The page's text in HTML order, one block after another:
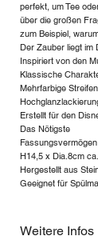
perfekt, um Tee
über die großen
zum Beispiel,
Der Zauber liegt im
Inspiriert von den
Klassische
Mehrfarbige
Erstellt für den
Das Nötigste
H14,5 x Dia.8cm ca.
Hergestellt aus
Geeignet für
Weitere Infos